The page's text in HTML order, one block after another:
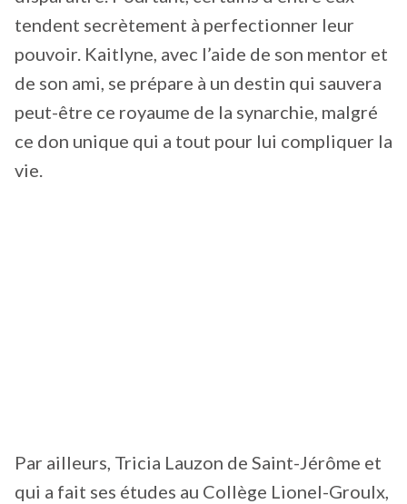
tendent secrètement à perfectionner leur
pouvoir. Kaitlyne, avec l’aide de son mentor et
de son ami, se prépare à un destin qui sauvera
peut-être ce royaume de la synarchie, malgré
ce don unique qui a tout pour lui compliquer la
vie.
Par ailleurs, Tricia Lauzon de Saint-Jérôme et
qui a fait ses études au Collège Lionel-Groulx,